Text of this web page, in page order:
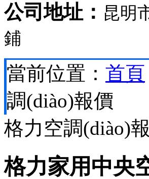
公司地址： 昆明
鋪
當前位置： 首頁
調(diào)報價
格力空調(diào)
格力家用中央